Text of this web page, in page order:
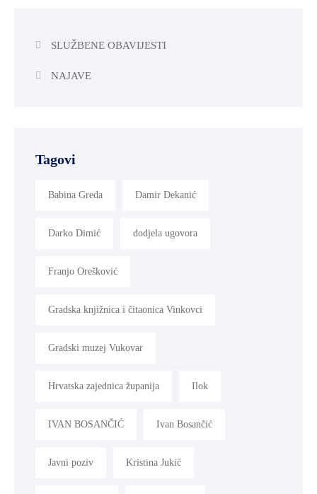
SLUŽBENE OBAVIJESTI
NAJAVE
Tagovi
Babina Greda Damir Dekanić
Darko Dimić dodjela ugovora
Franjo Orešković
Gradska knjižnica i čitaonica Vinkovci
Gradski muzej Vukovar
Hrvatska zajednica županija Ilok
IVAN BOSANČIĆ Ivan Bosančić
Javni poziv Kristina Jukić